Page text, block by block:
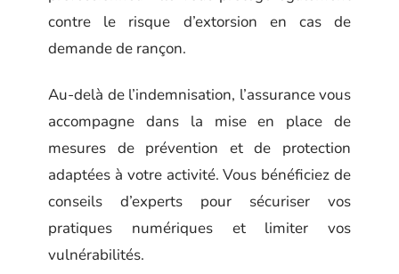
contre le risque d’extorsion en cas de
demande de rançon.
Au-delà de l’indemnisation, l’assurance vous
accompagne dans la mise en place de
mesures de prévention et de protection
adaptées à votre activité. Vous bénéficiez de
conseils d’experts pour sécuriser vos
pratiques numériques et limiter vos
vulnérabilités.